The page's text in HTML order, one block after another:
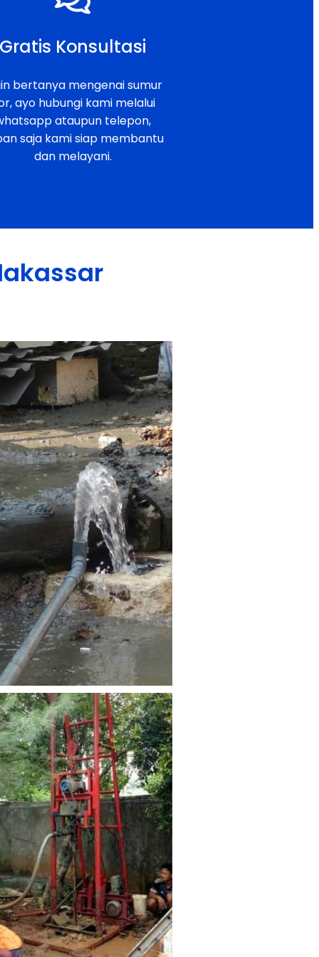
Gratis Konsultasi
bertanya mengenai sumur
ayo hubungi kami melalui
ataupun telepon,
saja kami siap membantu
dan melayani.